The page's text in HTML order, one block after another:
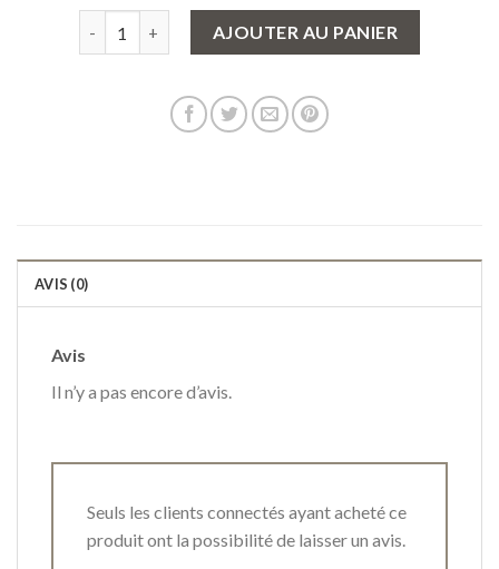
AJOUTER AU PANIER
AVIS (0)
Avis
Il n’y a pas encore d’avis.
Seuls les clients connectés ayant acheté ce
produit ont la possibilité de laisser un avis.